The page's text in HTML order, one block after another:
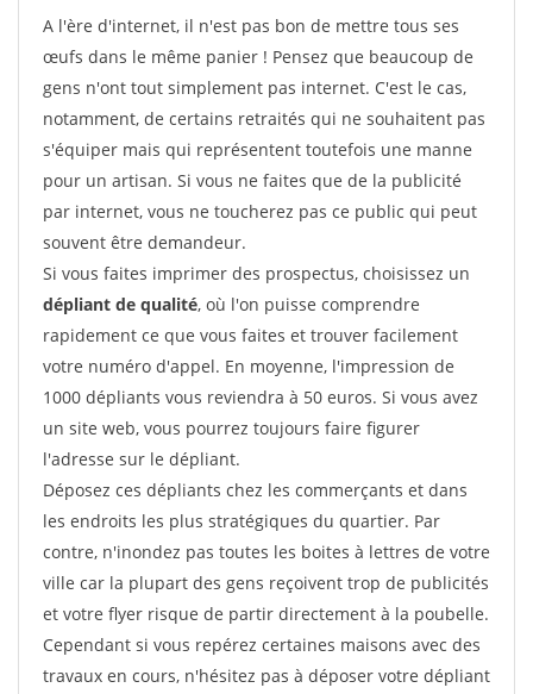
A l'ère d'internet, il n'est pas bon de mettre tous ses
œufs dans le même panier ! Pensez que beaucoup de
gens n'ont tout simplement pas internet. C'est le cas,
notamment, de certains retraités qui ne souhaitent pas
s'équiper mais qui représentent toutefois une manne
pour un artisan. Si vous ne faites que de la publicité
par internet, vous ne toucherez pas ce public qui peut
souvent être demandeur.
Si vous faites imprimer des prospectus, choisissez un
dépliant de qualité, où l'on puisse comprendre
rapidement ce que vous faites et trouver facilement
votre numéro d'appel. En moyenne, l'impression de
1000 dépliants vous reviendra à 50 euros. Si vous avez
un site web, vous pourrez toujours faire figurer
l'adresse sur le dépliant.
Déposez ces dépliants chez les commerçants et dans
les endroits les plus stratégiques du quartier. Par
contre, n'inondez pas toutes les boites à lettres de votre
ville car la plupart des gens reçoivent trop de publicités
et votre flyer risque de partir directement à la poubelle.
Cependant si vous repérez certaines maisons avec des
travaux en cours, n'hésitez pas à déposer votre dépliant